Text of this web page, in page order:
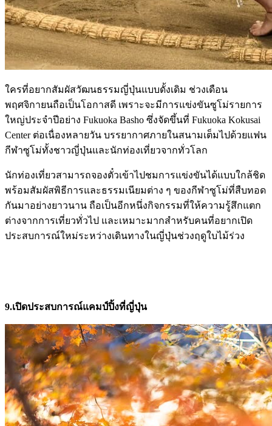
ใครที่อยากสัมผัสวัฒนธรรมญี่ปุ่นแบบดั้งเดิม ช่วงเดือน
พฤศจิกายนถือเป็นโอกาสดี เพราะจะมีการแข่งขันซูโม่รายการ
ใหญ่ประจำปีอย่าง Fukuoka Basho ซึ่งจัดขึ้นที่ Fukuoka Kokusai
Center ต่อเนื่องหลายวัน บรรยากาศภายในสนามเต็มไปด้วยแฟน
กีฬาซูโม่ทั้งชาวญี่ปุ่นและนักท่องเที่ยวจากทั่วโลก
นักท่องเที่ยวสามารถจองตั๋วเข้าไปชมการแข่งขันได้แบบใกล้ชิด
พร้อมสัมผัสพิธีการและธรรมเนียมต่าง ๆ ของกีฬาซูโม่ที่สืบทอด
กันมาอย่างยาวนาน ถือเป็นอีกหนึ่งกิจกรรมที่ให้ความรู้สึกแตก
ต่างจากการเที่ยวทั่วไป และเหมาะมากสำหรับคนที่อยากเปิด
ประสบการณ์ใหม่ระหว่างเดินทางในญี่ปุ่นช่วงฤดูใบไม้ร่วง
9.เปิดประสบการณ์แคมป์ปิ้งที่ญี่ปุ่น